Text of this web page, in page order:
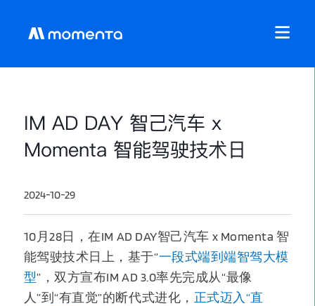
IM AD DAY 智己汽车 x
Momenta 智能驾驶技术日
2024-10-29
10月28日，在IM AD DAY智己汽车 x Momenta 智
能驾驶技术日上，基于“一段式端到端智驾大模
型”，双方宣布IM AD 3.0率先完成从“最像
人”到“有直觉”的断代式进化， 正式迈入“直